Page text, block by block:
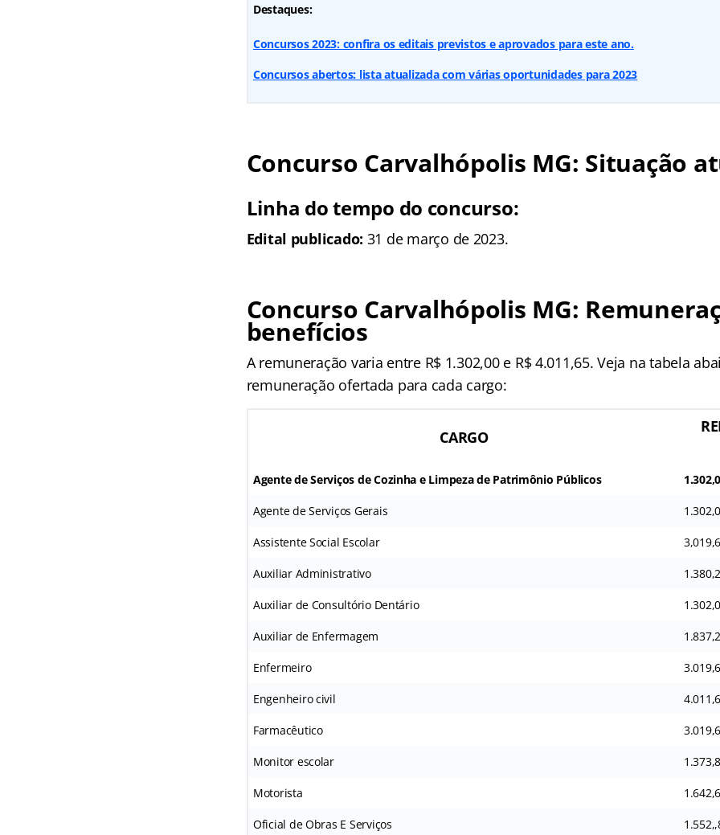
Destaques:
Concursos 2023: confira os editais previstos e aprovados para este ano.
Concursos abertos: lista atualizada com várias oportunidades para 2023
Concurso Carvalhópolis MG: Situação
Linha do tempo do concurso:
Edital publicado: 31 de março de 2023.
Concurso Carvalhópolis MG:
benefícios
A remuneração varia entre R$ 1.302,00 e R$ 4.011,65. Veja na tabela
remuneração ofertada para cada cargo:
CARGO
Agente de Serviços de Cozinha e Limpeza de Patrimônio Públicos
Agente de Serviços Gerais
Assistente Social Escolar
Auxiliar Administrativo
Auxiliar de Consultório Dentário
Auxiliar de Enfermagem
Enfermeiro
Engenheiro civil
Farmacêutico
Monitor escolar
Motorista
Oficial de Obras E Serviços